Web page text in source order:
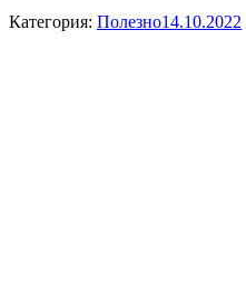
Категория: Полезно14.10.2022